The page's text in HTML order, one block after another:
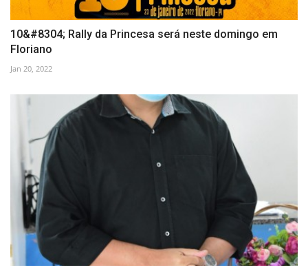
10&#8304; Rally da Princesa será neste domingo em
Floriano
Jan 20, 2022